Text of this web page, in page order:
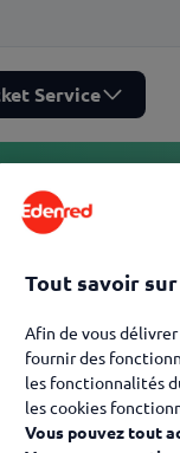
Service
et découvrez, en
à votre
Tout savoir
Afin de vous
fournir des
les fonctionnalités
les cookies
Vous pouvez tout